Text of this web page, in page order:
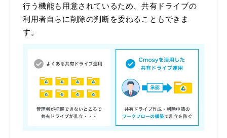
行う機能も用意されているため、共有ドライブの
利用者自らに削除の判断を委ねることもできま
す。